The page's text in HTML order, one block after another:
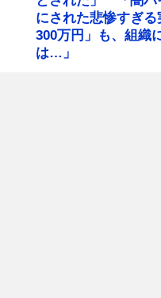
にされた悲惨すぎ
300万円」も、組織
は…」